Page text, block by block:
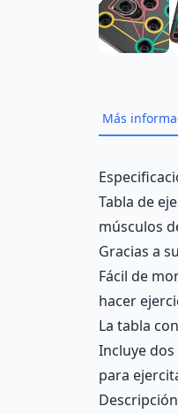
Más
Description
Tabla de
músculos
Gracias a
Fácil de
hacer
La tabla
Incluye
para
Descripción